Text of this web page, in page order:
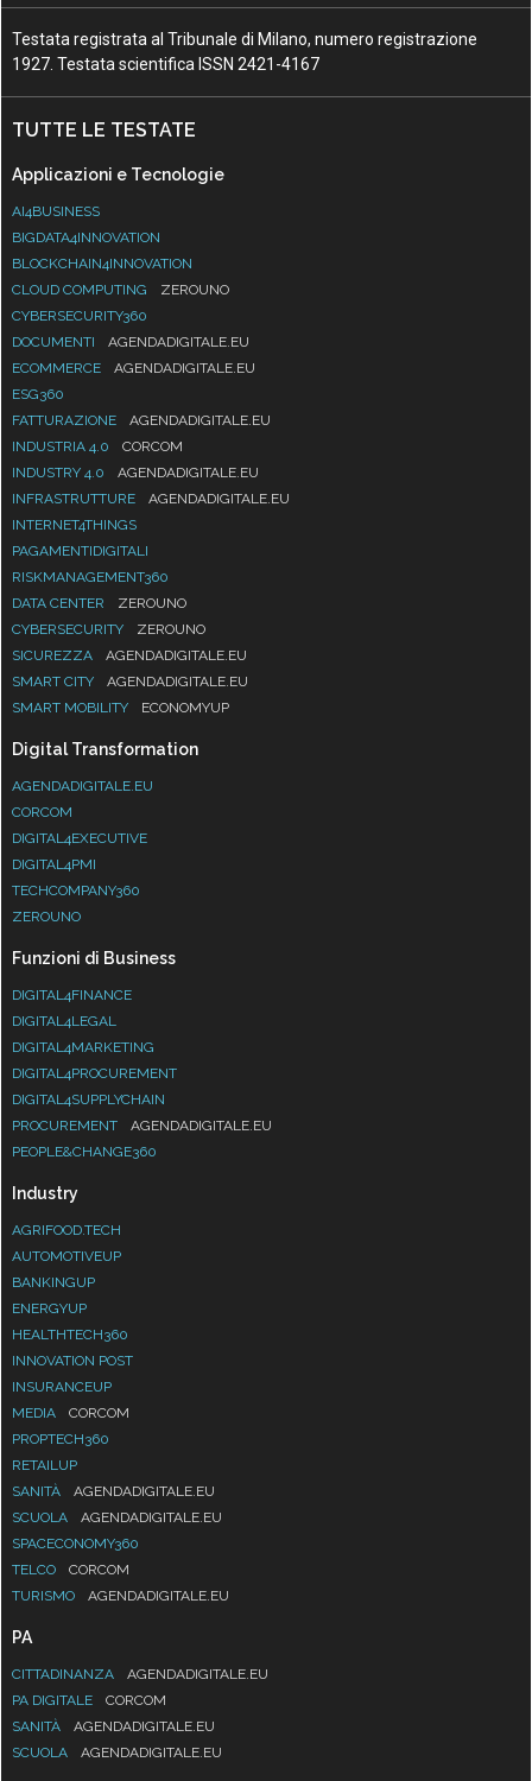
Testata registrata al Tribunale di Milano, numero registrazione
1927. Testata scientifica ISSN 2421-4167
TUTTE LE TESTATE
Applicazioni e Tecnologie
AI4BUSINESS
BIGDATA4INNOVATION
BLOCKCHAIN4INNOVATION
CLOUD COMPUTING
ZEROUNO
CYBERSECURITY360
DOCUMENTI
AGENDADIGITALE.EU
ECOMMERCE
AGENDADIGITALE.EU
ESG360
FATTURAZIONE
AGENDADIGITALE.EU
INDUSTRIA 4.0
CORCOM
INDUSTRY 4.0
AGENDADIGITALE.EU
INFRASTRUTTURE
AGENDADIGITALE.EU
INTERNET4THINGS
PAGAMENTIDIGITALI
RISKMANAGEMENT360
DATA CENTER
ZEROUNO
CYBERSECURITY
ZEROUNO
SICUREZZA
AGENDADIGITALE.EU
SMART CITY
AGENDADIGITALE.EU
SMART MOBILITY
ECONOMYUP
Digital Transformation
AGENDADIGITALE.EU
CORCOM
DIGITAL4EXECUTIVE
DIGITAL4PMI
TECHCOMPANY360
ZEROUNO
Funzioni di Business
DIGITAL4FINANCE
DIGITAL4LEGAL
DIGITAL4MARKETING
DIGITAL4PROCUREMENT
DIGITAL4SUPPLYCHAIN
PROCUREMENT
AGENDADIGITALE.EU
PEOPLE&CHANGE360
Industry
AGRIFOOD.TECH
AUTOMOTIVEUP
BANKINGUP
ENERGYUP
HEALTHTECH360
INNOVATION POST
INSURANCEUP
MEDIA
CORCOM
PROPTECH360
RETAILUP
SANITÀ
AGENDADIGITALE.EU
SCUOLA
AGENDADIGITALE.EU
SPACECONOMY360
TELCO
CORCOM
TURISMO
AGENDADIGITALE.EU
PA
CITTADINANZA
AGENDADIGITALE.EU
PA DIGITALE
CORCOM
SANITÀ
AGENDADIGITALE.EU
SCUOLA
AGENDADIGITALE.EU